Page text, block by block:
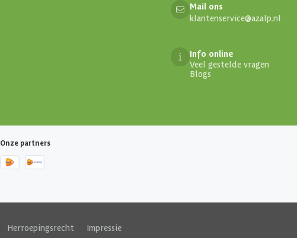
Mail ons
klantenservice@azalp.nl
Info online
Veel gestelde vragen
Blogs
Onze partners
Herroepingsrecht Impressie